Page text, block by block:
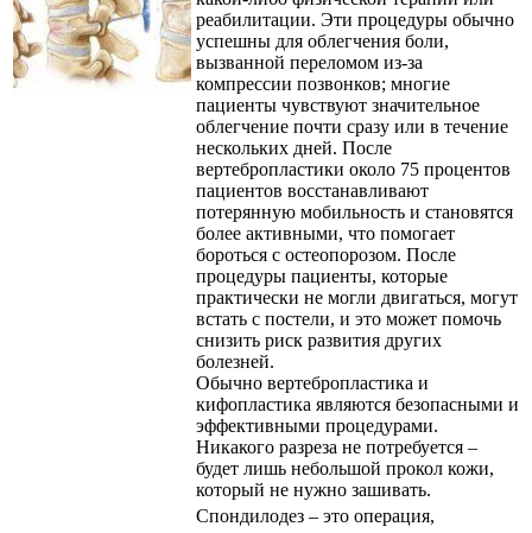
реабилитации. Эти процедуры обычно
успешны для облегчения боли,
вызванной переломом из-за
компрессии позвонков; многие
пациенты чувствуют значительное
облегчение почти сразу или в течение
нескольких дней. После
вертебропластики около 75 процентов
пациентов восстанавливают
потерянную мобильность и становятся
более активными, что помогает
бороться с остеопорозом. После
процедуры пациенты, которые
практически не могли двигаться, могут
встать с постели, и это может помочь
снизить риск развития других
болезней.
Обычно вертебропластика и
кифопластика являются безопасными и
эффективными процедурами.
Никакого разреза не потребуется –
будет лишь небольшой прокол кожи,
который не нужно зашивать.
Спондилодез – это операция,